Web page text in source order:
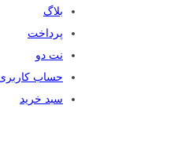
بلاگ
پرداخت
نت دو
حساب
سبد خرید